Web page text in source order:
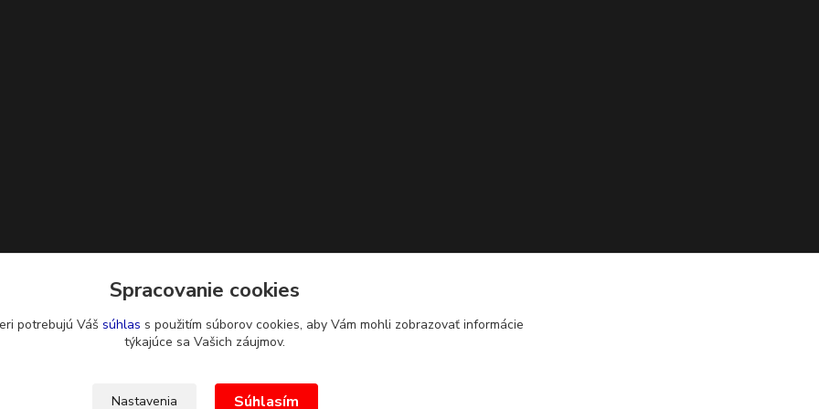
Spracovanie cookies
potrebujú Váš súhlas s použitím súborov cookies, aby Vám mohli zobrazovať informácie
týkajúce sa Vašich záujmov.
Nastavenia Súhlasím